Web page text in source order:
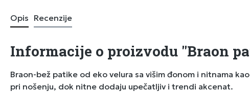
Opis Recenzije
Informacije o proizvodu "Braon
Braon-bež patike od eko velura sa višim đonom i nitnama
pri nošenju, dok nitne dodaju upečatljiv i trendi akcenat.